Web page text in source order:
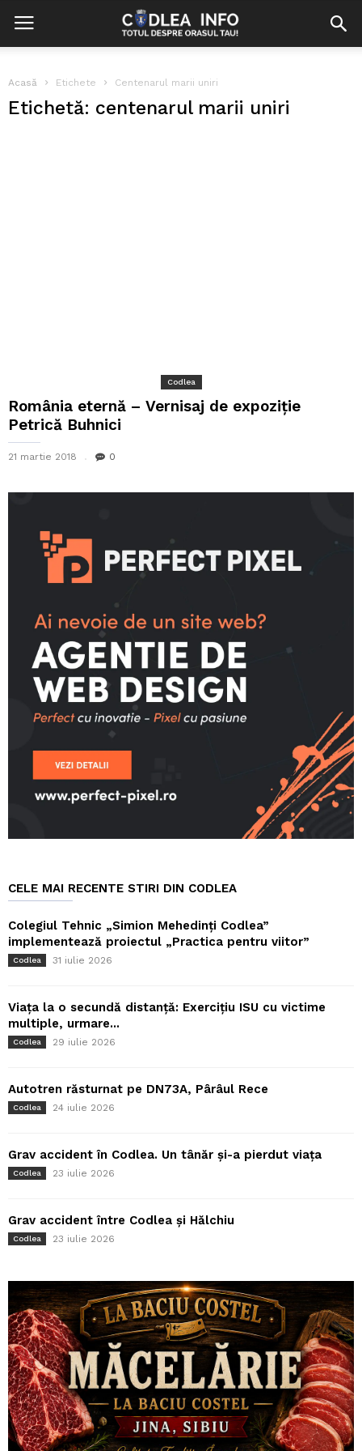
Acasă Etichete Centenarul marii uniri
Etichetă: centenarul marii uniri
Codlea
România eternă – Vernisaj de expoziție
Petrică Buhnici
21 martie 2018 0
CELE MAI RECENTE STIRI DIN CODLEA
Colegiul Tehnic „Simion Mehedinți Codlea”
implementează proiectul „Practica pentru viitor”
Codlea 31 iulie 2026
Viața la o secundă distanță: Exercițiu ISU cu victime
multiple, urmare...
Codlea 29 iulie 2026
Autotren răsturnat pe DN73A, Pârâul Rece
Codlea 24 iulie 2026
Grav accident în Codlea. Un tânăr și-a pierdut viața
Codlea 23 iulie 2026
Grav accident între Codlea și Hălchiu
Codlea 23 iulie 2026